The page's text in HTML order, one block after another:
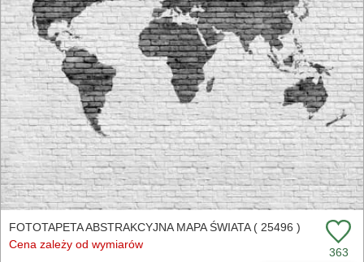
FOTOTAPETA ABSTRAKCYJNA MAPA ŚWIATA ( 25496 )
Cena zależy od wymiarów
363